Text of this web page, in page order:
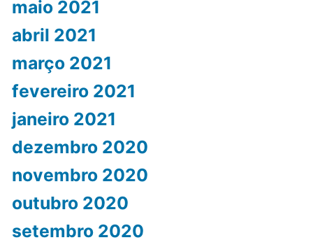
maio 2021
abril 2021
março 2021
fevereiro 2021
janeiro 2021
dezembro 2020
novembro 2020
outubro 2020
setembro 2020